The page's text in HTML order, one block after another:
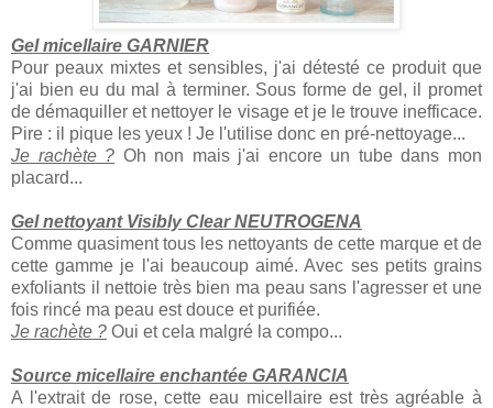
Gel micellaire GARNIER
Pour peaux mixtes et sensibles, j'ai détesté ce produit que
j'ai bien eu du mal à terminer. Sous forme de gel, il promet
de démaquiller et nettoyer le visage et je le trouve inefficace.
Pire : il pique les yeux ! Je l'utilise donc en pré-nettoyage...
Je rachète ? Oh non mais j'ai encore un tube dans mon
placard...
Gel nettoyant Visibly Clear NEUTROGENA
Comme quasiment tous les nettoyants de cette marque et de
cette gamme je l'ai beaucoup aimé. Avec ses petits grains
exfoliants il nettoie très bien ma peau sans l'agresser et une
fois rincé ma peau est douce et purifiée.
Je rachète ? Oui et cela malgré la compo...
Source micellaire enchantée GARANCIA
A l'extrait de rose, cette eau micellaire est très agréable à